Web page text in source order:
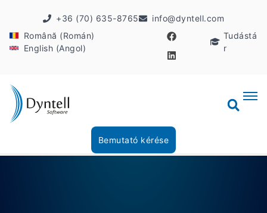
+36 (70) 635-8765
info@dyntell.com
Română (Román)
English (Angol)
Tudástá
r
Bemutató kérése